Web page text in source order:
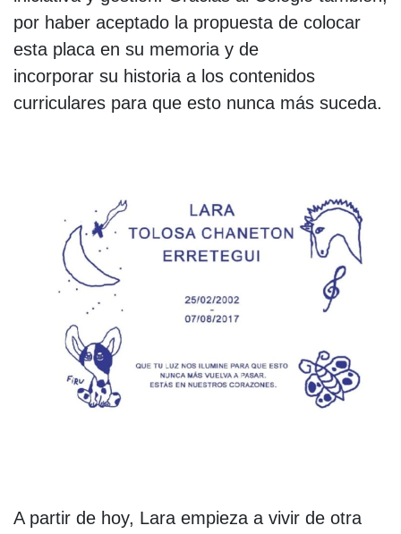
por haber aceptado la propuesta de colocar
esta placa en su memoria y de
incorporar su historia a los contenidos
curriculares para que esto nunca más suceda.
A partir de hoy, Lara empieza a vivir de otra